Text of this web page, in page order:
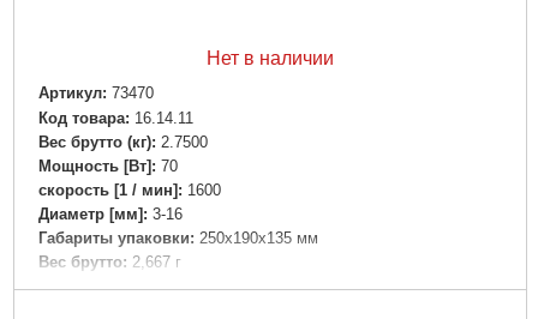
Нет в наличии
Артикул: 73470
Код товара: 16.14.11
Вес брутто (кг): 2.7500
Мощность [Вт]: 70
скорость [1 / мин]: 1600
Диаметр [мм]: 3-16
Габариты упаковки: 250x190x135 мм
Вес брутто: 2,667 г